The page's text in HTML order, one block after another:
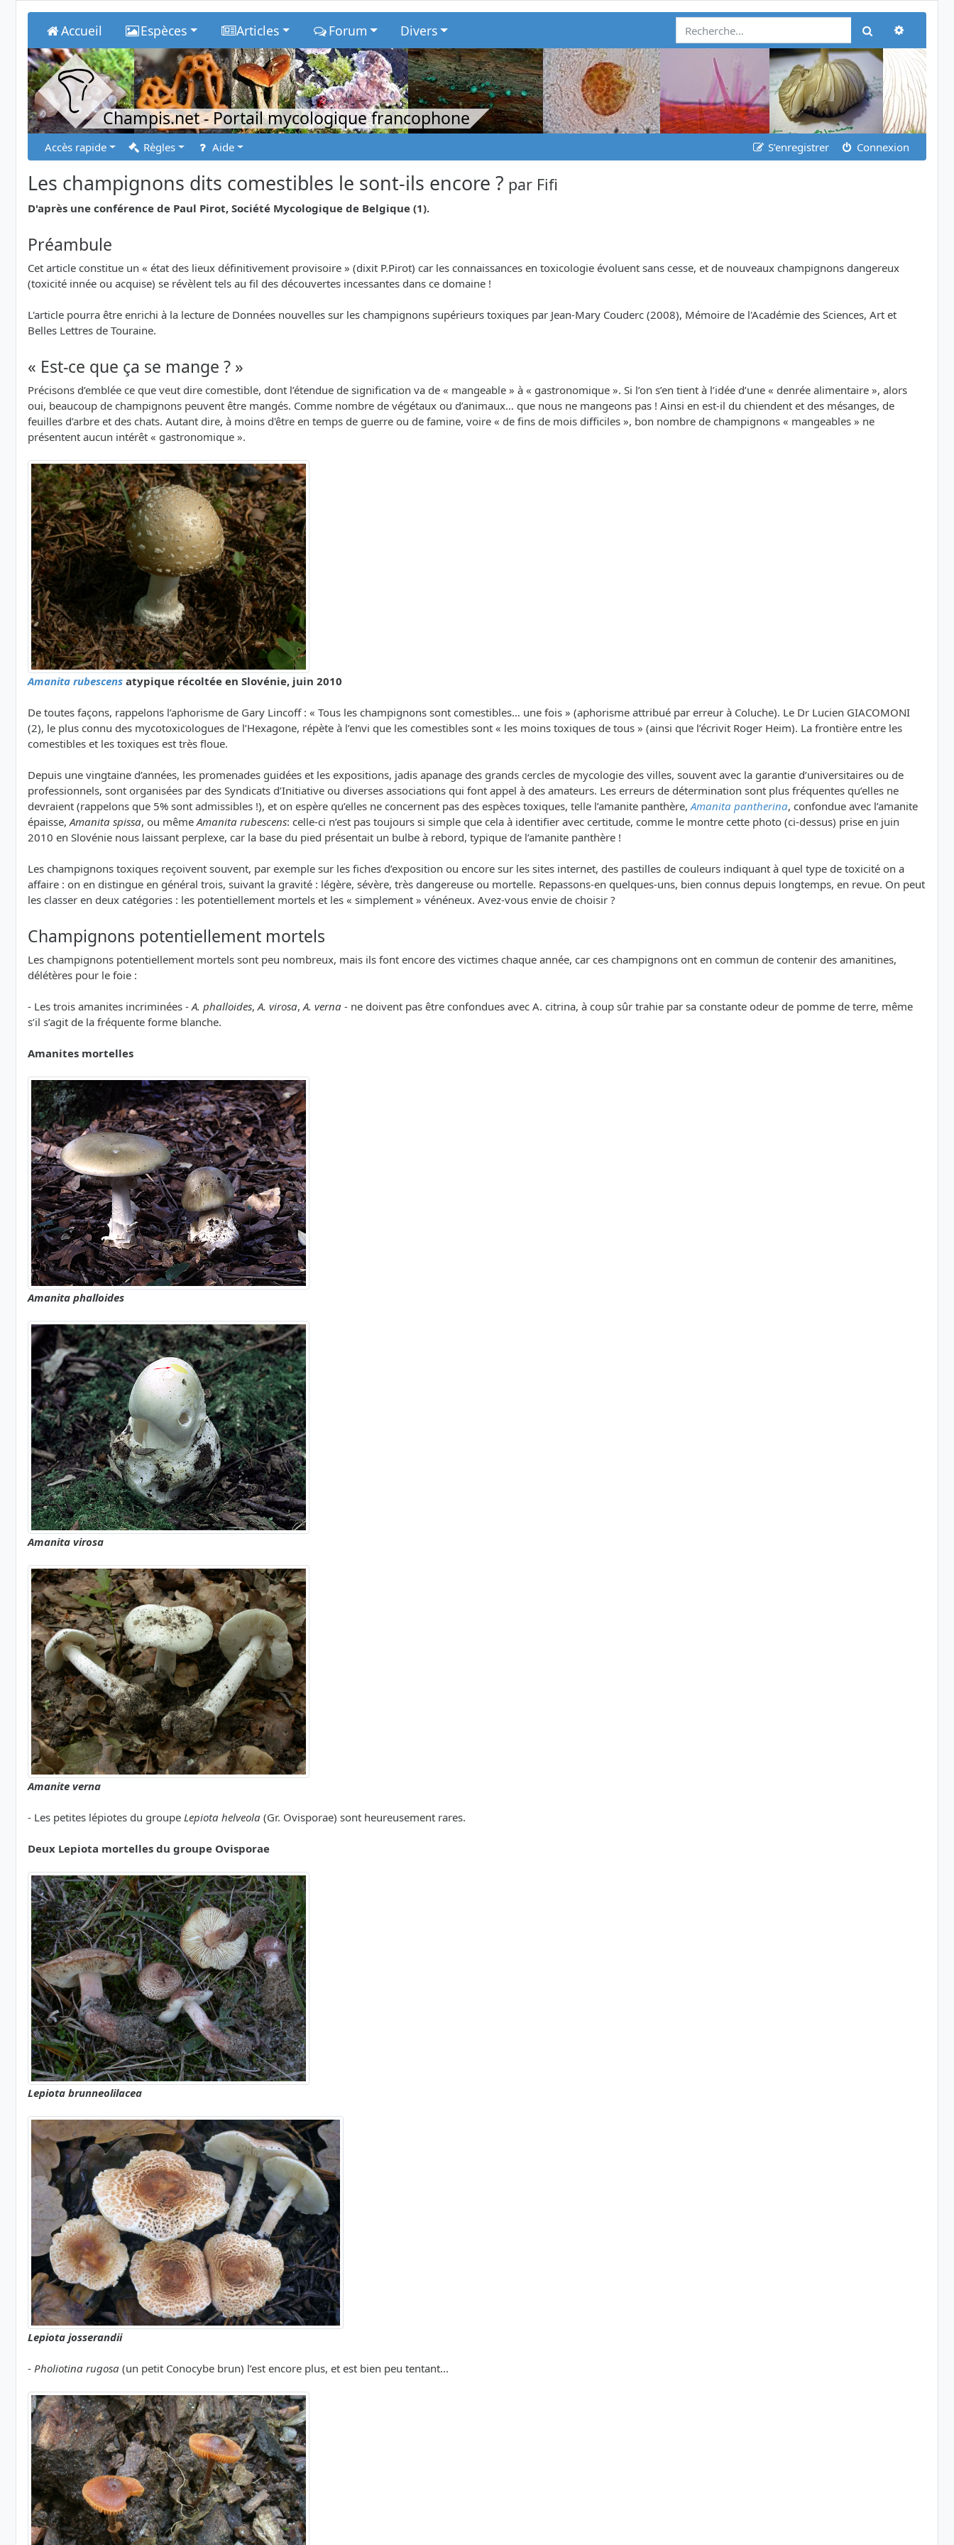
Accueil Espèces Articles Forum Divers Rechercher
Champis.net- Portail mycologique francophone
Accès rapide Règles Aide S’enregistrer Connexion
Les champignons dits comestibles le sont-ils encore ? par Fifi
D'après une conférence de Paul Pirot, Société Mycologique de Belgique (1).
Préambule
Cet article constitue un « état des lieux définitivement provisoire » (dixit P.Pirot) car les connaissances en toxicologie évoluent sans cesse, et de nouveaux champignons dangereux
(toxicité innée ou acquise) se révèlent tels au fil des découvertes incessantes dans ce domaine !
L'article pourra être enrichi à la lecture de Données nouvelles sur les champignons supérieurs toxiques par Jean-Mary Couderc (2008), Mémoire de l'Académie des Sciences, Art et
Belles Lettres de Touraine.
« Est-ce que ça se mange ? »
Précisons d’emblée ce que veut dire comestible, dont l’étendue de signification va de « mangeable » à « gastronomique ». Si l’on s’en tient à l’idée d’une « denrée alimentaire », alors
oui, beaucoup de champignons peuvent être mangés. Comme nombre de végétaux ou d’animaux… que nous ne mangeons pas ! Ainsi en est-il du chiendent et des mésanges, de
feuilles d’arbre et des chats. Autant dire, à moins d'être en temps de guerre ou de famine, voire « de fins de mois difficiles », bon nombre de champignons « mangeables » ne
présentent aucun intérêt « gastronomique ».
Amanita rubescens atypique récoltée en Slovénie, juin 2010
De toutes façons, rappelons l’aphorisme de Gary Lincoff : « Tous les champignons sont comestibles… une fois » (aphorisme attribué par erreur à Coluche). Le Dr Lucien GIACOMONI
(2), le plus connu des mycotoxicologues de l’Hexagone, répète à l’envi que les comestibles sont « les moins toxiques de tous » (ainsi que l’écrivit Roger Heim). La frontière entre les
comestibles et les toxiques est très floue.
Depuis une vingtaine d’années, les promenades guidées et les expositions, jadis apanage des grands cercles de mycologie des villes, souvent avec la garantie d’universitaires ou de
professionnels, sont organisées par des Syndicats d’Initiative ou diverses associations qui font appel à des amateurs. Les erreurs de détermination sont plus fréquentes qu’elles ne
devraient (rappelons que 5% sont admissibles !), et on espère qu’elles ne concernent pas des espèces toxiques, telle l’amanite panthère,Amanita pantherina, confondue avec l’amanite
épaisse,Amanita spissa, ou mêmeAmanita rubescens: celle-ci n’est pas toujours si simple que cela à identifier avec certitude, comme le montre cette photo (ci-dessus) prise en juin
2010 en Slovénie nous laissant perplexe, car la base du pied présentait un bulbe à rebord, typique de l’amanite panthère !
Les champignons toxiques reçoivent souvent, par exemple sur les fiches d’exposition ou encore sur les sites internet, des pastilles de couleurs indiquant à quel type de toxicité on a
affaire : on en distingue en général trois, suivant la gravité : légère, sévère, très dangereuse ou mortelle. Repassons-en quelques-uns, bien connus depuis longtemps, en revue. On peut
les classer en deux catégories : les potentiellement mortels et les « simplement » vénéneux. Avez-vous envie de choisir ?
Champignons potentiellement mortels
Les champignons potentiellement mortels sont peu nombreux, mais ils font encore des victimes chaque année, car ces champignons ont en commun de contenir des amanitines,
délétères pour le foie :
- Les trois amanites incriminées -A. phalloides,A. virosa,A. verna - ne doivent pas être confondues avec A. citrina, à coup sûr trahie par sa constante odeur de pomme de terre, même
s’il s’agit de la fréquente forme blanche.
Amanites mortelles
Amanita phalloides
Amanita virosa
Amanite verna
- Les petites lépiotes du groupe Lepiota helveola (Gr. Ovisporae) sont heureusement rares.
Deux Lepiota mortelles du groupe Ovisporae
Lepiota brunneolilacea
Lepiota josserandii
- Pholiotina rugosa (un petit Conocybe brun) l’est encore plus, et est bien peu tentant...